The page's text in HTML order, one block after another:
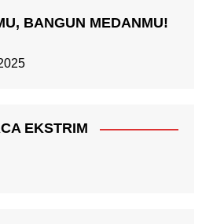
BANGUN MEDANMU!
EKSTRIM